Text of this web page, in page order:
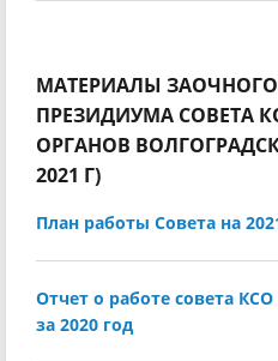
МАТЕРИАЛЫ
ПРЕЗИДИУМА СОВЕТА
ОРГАНОВ
2021 Г)
План работы Совета на
Отчет о работе совета
за 2020 год